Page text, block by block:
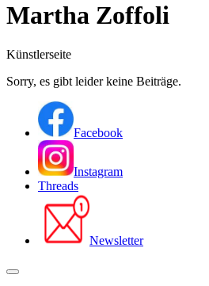
Martha Zoffoli
Künstlerseite
Sorry, es gibt leider keine Beiträge.
Facebook
Instagram
Threads
Newsletter